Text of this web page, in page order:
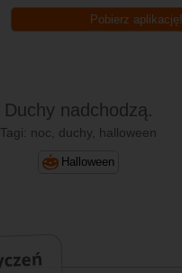
Pobierz aplikację!
Duchy nadchodzą.
Tagi: noc, duchy, halloween
Halloween